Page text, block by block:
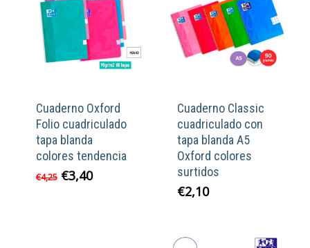
Cuaderno Oxford
Folio cuadriculado
tapa blanda
colores tendencia
€4,25 El
€3,40El
Cuaderno Classic
cuadriculado con
tapa blanda A5
Oxford colores
surtidos
€2,10